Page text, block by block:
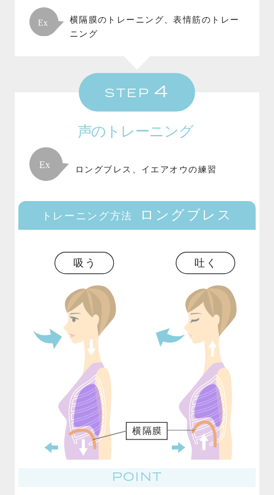
横隔膜のトレーニング、表情筋のトレー
ニング
STEP 4
声のトレーニング
ロングブレス、イエアオウの練習
トレーニング方法 ロングブレス
POINT